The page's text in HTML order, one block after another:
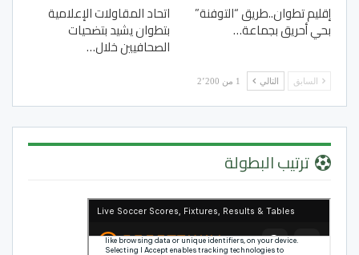
إقليم تطوان..طريق “التوفنة”
بحي أحريق بجماعة…
اتحاد المقاولات الإعلامية
بتطوان يشيد بتضحيات
الصحافيين خلال…
السابق التالي 1 من 2٬200
ترتيب البطولة